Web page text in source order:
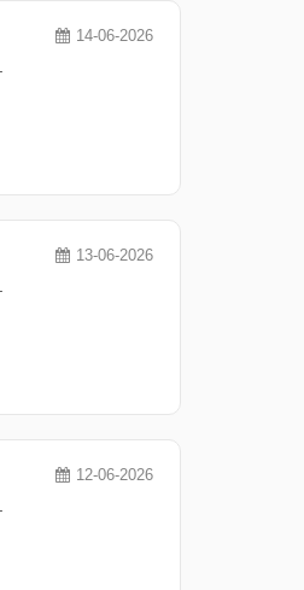
14-06-2026
13-06-2026
12-06-2026